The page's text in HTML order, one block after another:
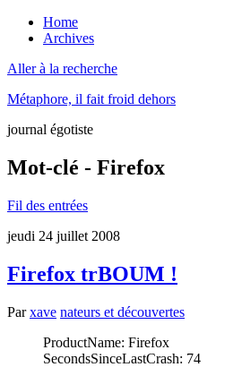
Home
Archives
Aller à la recherche
Métaphore, il fait froid dehors
journal égotiste
Mot-clé - Firefox
Fil des entrées
jeudi 24 juillet 2008
Firefox trBOUM !
Parxave nateurs et découvertes
ProductName: Firefox
SecondsSinceLastCrash: 74